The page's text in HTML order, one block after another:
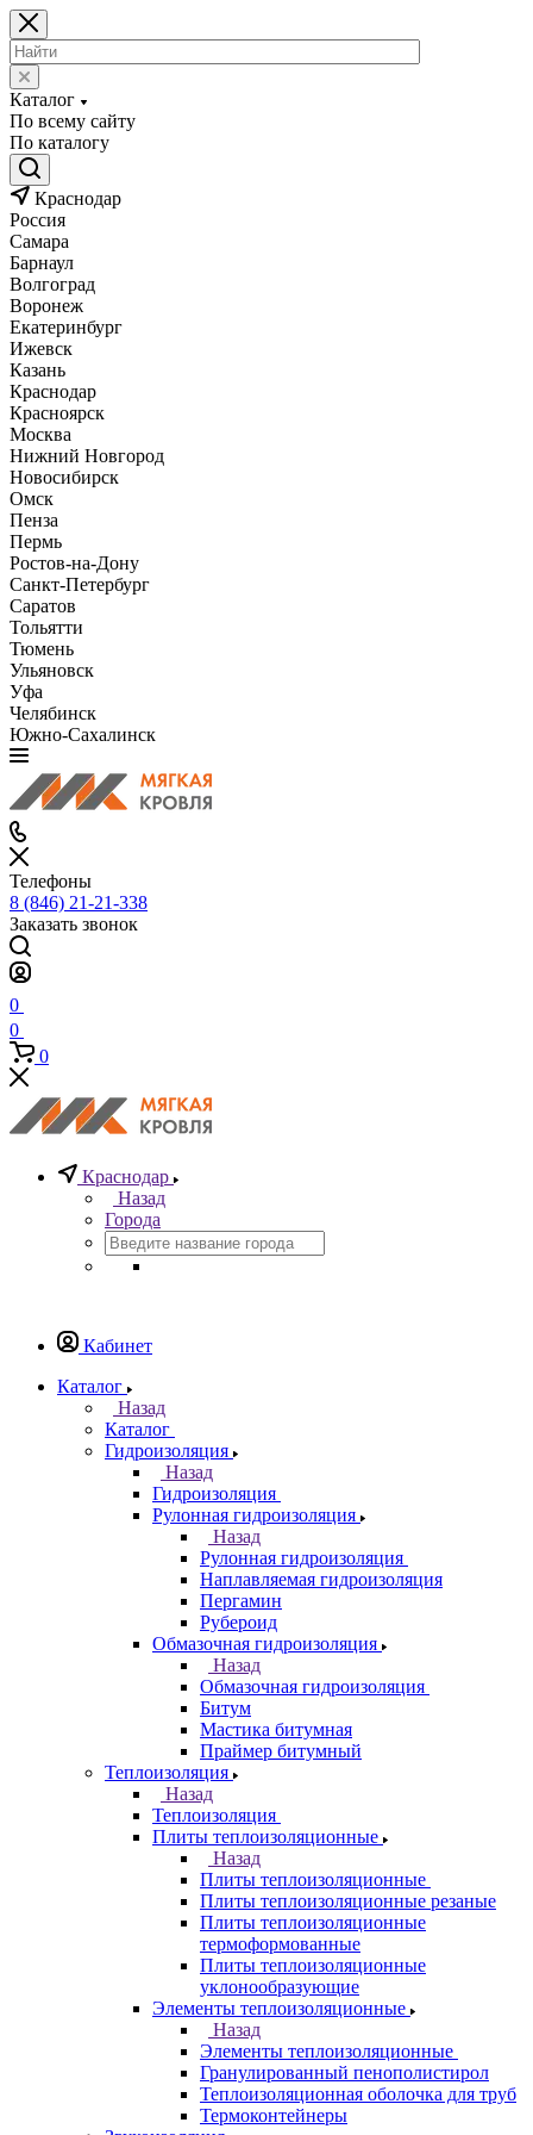
Каталог
По всему сайту
По каталогу
Краснодар
Россия
Самара
Барнаул
Волгоград
Воронеж
Екатеринбург
Ижевск
Казань
Краснодар
Красноярск
Москва
Нижний Новгород
Новосибирск
Омск
Пенза
Пермь
Ростов-на-Дону
Санкт-Петербург
Саратов
Тольятти
Тюмень
Ульяновск
Уфа
Челябинск
Южно-Сахалинск
Телефоны
8 (846) 21-21-338
Заказать звонок
0
0
0
Краснодар
Назад
Города
Кабинет
Каталог
Назад
Каталог
Гидроизоляция
Назад
Гидроизоляция
Рулонная гидроизоляция
Назад
Рулонная гидроизоляция
Наплавляемая гидроизоляция
Пергамин
Рубероид
Обмазочная гидроизоляция
Назад
Обмазочная гидроизоляция
Битум
Мастика битумная
Праймер битумный
Теплоизоляция
Назад
Теплоизоляция
Плиты теплоизоляционные
Назад
Плиты теплоизоляционные
Плиты теплоизоляционные резаные
Плиты теплоизоляционные
термоформованные
Плиты теплоизоляционные
уклонообразующие
Элементы теплоизоляционные
Назад
Элементы теплоизоляционные
Гранулированный пенополистирол
Теплоизоляционная оболочка для труб
Термоконтейнеры